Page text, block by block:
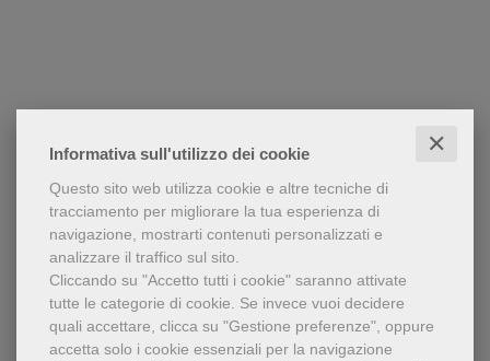
Informativa sull'utilizzo dei cookie ✕
Questo sito web utilizza cookie e altre tecniche di
tracciamento per migliorare la tua esperienza di
navigazione, mostrarti contenuti personalizzati e
analizzare il traffico sul sito.
Cliccando su "Accetto tutti i cookie" saranno attivate
tutte le categorie di cookie. Se invece vuoi decidere
quali accettare, clicca su "Gestione preferenze", oppure
accetta solo i cookie essenziali per la navigazione